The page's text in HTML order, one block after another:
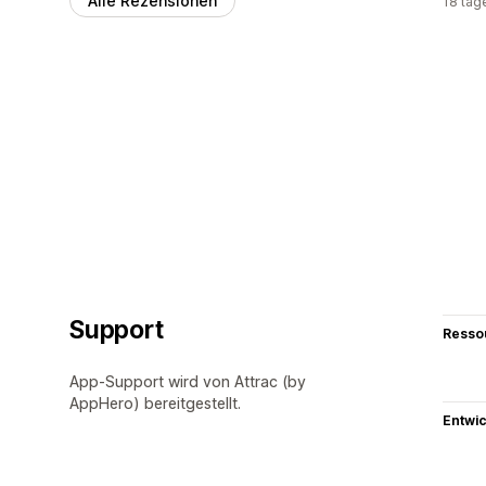
Support
App-Support wird von Attrac (by
AppHero) bereitgestellt.